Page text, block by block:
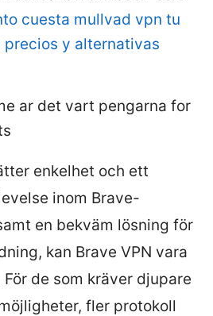
cuesta mullvad vpn tu
y alternativas
ar det vart pengarna for
enkelhet och ett
inom Brave-
en bekväm lösning för
kan Brave VPN vara
de som kräver djupare
fler protokoll